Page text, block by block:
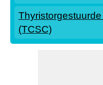
(TCSC)